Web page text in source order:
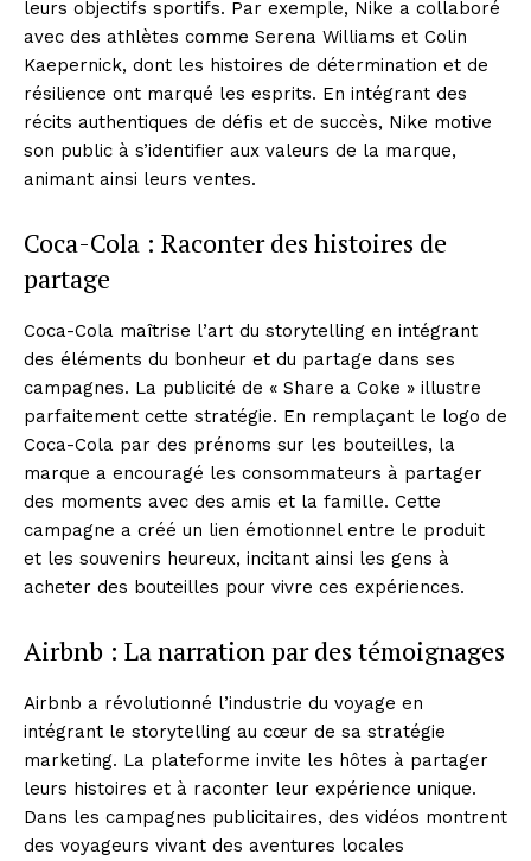
SUBSCRIBE NOW
Company
Contact us
Subscription Plans
My account
leurs objectifs sportifs. Par exemple, Nike a collaboré
avec des athlètes comme Serena Williams et Colin
Kaepernick, dont les histoires de détermination et de
résilience ont marqué les esprits. En intégrant des
récits authentiques de défis et de succès, Nike motive
son public à s’identifier aux valeurs de la marque,
animant ainsi leurs ventes.
Coca-Cola : Raconter des histoires de
partage
Coca-Cola maîtrise l’art du storytelling en intégrant
des éléments du bonheur et du partage dans ses
campagnes. La publicité de « Share a Coke » illustre
parfaitement cette stratégie. En remplaçant le logo de
Coca-Cola par des prénoms sur les bouteilles, la
marque a encouragé les consommateurs à partager
des moments avec des amis et la famille. Cette
campagne a créé un lien émotionnel entre le produit
et les souvenirs heureux, incitant ainsi les gens à
acheter des bouteilles pour vivre ces expériences.
Airbnb : La narration par des témoignages
Airbnb a révolutionné l’industrie du voyage en
intégrant le storytelling au cœur de sa stratégie
marketing. La plateforme invite les hôtes à partager
leurs histoires et à raconter leur expérience unique.
Dans les campagnes publicitaires, des vidéos montrent
des voyageurs vivant des aventures locales